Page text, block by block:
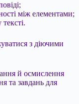
між елементами;
з діючими
й осмислення
та завдань для